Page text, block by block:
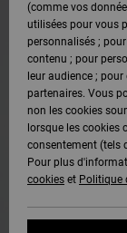
(comme vos
utilisées pour vous
personnalisés ;
contenu ; pour
leur audience ;
partenaires. Vous
non les cookies
lorsque les cookies
consentement (tels
Pour plus
cookies et Politique